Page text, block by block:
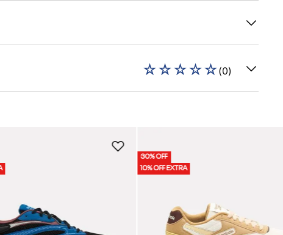
☆☆☆☆☆(0)
30% OFF
10% OFF EXTRA